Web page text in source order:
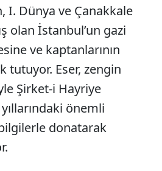
I. Dünya ve Çanakkale
olan İstanbul’un gazi
ve kaptanlarının
tutuyor. Eser, zengin
Şirket-i Hayriye
önemli
donatarak